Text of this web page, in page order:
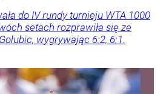
do IV rundy turnieju WTA 1000
setach rozprawiła się ze
wygrywając 6:2, 6:1.